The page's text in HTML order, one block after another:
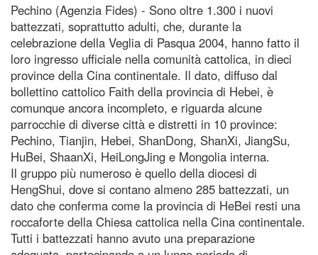
Pechino (Agenzia Fides) - Sono oltre 1.300 i nuovi
battezzati, soprattutto adulti, che, durante la
celebrazione della Veglia di Pasqua 2004, hanno fatto il
loro ingresso ufficiale nella comunità cattolica, in dieci
province della Cina continentale. Il dato, diffuso dal
bollettino cattolico Faith della provincia di Hebei, è
comunque ancora incompleto, e riguarda alcune
parrocchie di diverse città e distretti in 10 province:
Pechino, Tianjin, Hebei, ShanDong, ShanXi, JiangSu,
HuBei, ShaanXi, HeiLongJing e Mongolia interna.
Il gruppo più numeroso è quello della diocesi di
HengShui, dove si contano almeno 285 battezzati, un
dato che conferma come la provincia di HeBei resti una
roccaforte della Chiesa cattolica nella Cina continentale.
Tutti i battezzati hanno avuto una preparazione